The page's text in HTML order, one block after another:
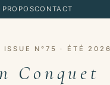
PROPOSCONTACT
ISSUE N°75 · ÉTÉ 2026
Conquet